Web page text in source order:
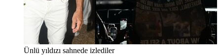
Ünlü yıldızı sahnede izlediler